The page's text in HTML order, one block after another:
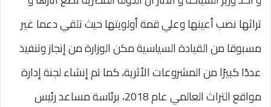
تراثها نصب أعينها وعلي قمة أولويتها حيث تلقي دعما غير
مسبوقا من القيادة السياسية مكن الوزارة من إنجاز وتنفيذ
عددًا كبيرًا من المشروعات الأثرية، كما تم إنشاء لجنة إدارة
مواقع التراث العالمي عام 2018، برئاسة مساعد رئيس